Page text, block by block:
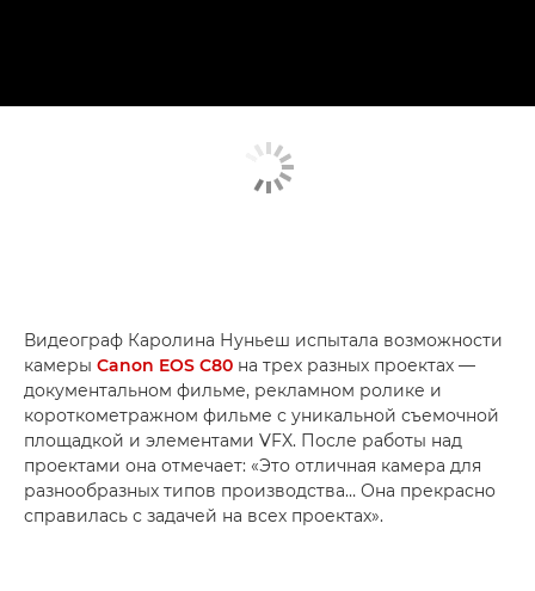
Видеограф Каролина Нуньеш испытала возможности
камеры Canon EOS C80 на трех разных проектах —
документальном фильме, рекламном ролике и
короткометражном фильме с уникальной съемочной
площадкой и элементами VFX. После работы над
проектами она отмечает: «Это отличная камера для
разнообразных типов производства… Она прекрасно
справилась с задачей на всех проектах».